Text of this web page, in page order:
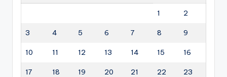
1 2
3 4 5 6 7 8 9
10 11 12 13 14 15 16
17 18 19 20 21 22 23